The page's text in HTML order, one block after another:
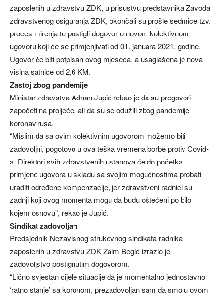
zaposlenih u zdravstvu ZDK, u prisustvu predstavnika Zavoda
zdravstvenog osiguranja ZDK, okončali su prošle sedmice tzv.
proces mirenja te postigli dogovor o novom kolektivnom
ugovoru koji će se primjenjivati od 01. januara 2021. godine.
Ugovor će biti potpisan ovog mjeseca, a usaglašena je nova
visina satnice od 2,6 KM.
Zastoj zbog pandemije
Ministar zdravstva Adnan Jupić rekao je da su pregovori
započeti na proljeće, ali da su se odužili zbog pandemije
koronavirusa.
“Mislim da sa ovim kolektivnim ugovorom možemo biti
zadovoljni, pogotovo u ova teška vremena borbe protiv Covid-
a. Direktori svih zdravstvenih ustanova će do početka
primjene ugovora u skladu sa svojim mogućnostima probati
uraditi određene kompenzacije, jer zdravstveni radnici su
zadnji koji ovog momenta mogu da budu oštećeni po bilo
kojem osnovu”, rekao je Jupić.
Sindikat zadovoljan
Predsjednik Nezavisnog strukovnog sindikata radnika
zaposlenih u zdravstvu ZDK Zaim Begić izrazio je
zadovoljstvo postignutim dogovorom.
“Lično svjestan cijele situacije da je momentalno jednostavno
‘ratno stanje’ sa koronom, prezadovoljan sam da smo u ovom